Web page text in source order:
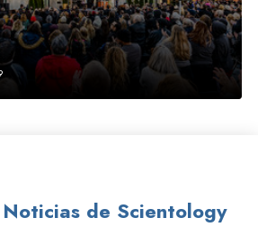
de Scientology